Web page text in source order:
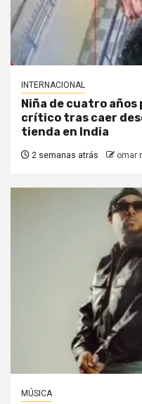
INTERNACIONAL
Niña de cuatro
crítico tras caer
tienda en India
2 semanas atrás omar
MÚSICA